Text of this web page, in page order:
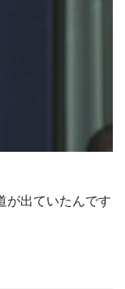
が出ていたんです